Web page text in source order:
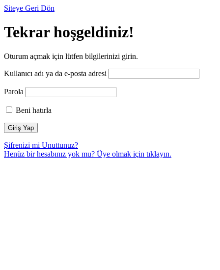
Siteye Geri Dön
Tekrar hoşgeldiniz!
Oturum açmak için lütfen bilgilerinizi girin.
Kullanıcı adı ya da e-posta adresi
Parola
Beni hatırla
Şifrenizi mi Unuttunuz?
Henüz bir hesabınız yok mu? Üye olmak için tıklayın.